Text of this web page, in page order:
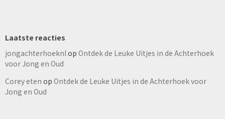
Laatste reacties
jongachterhoeknl op Ontdek de Leuke Uitjes in de Achterhoek
voor Jong en Oud
Corey eten op Ontdek de Leuke Uitjes in de Achterhoek voor
Jong en Oud